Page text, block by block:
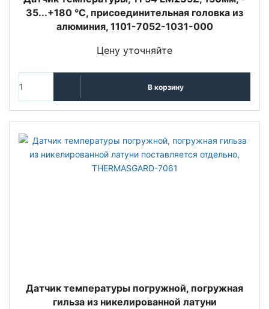
35...+180 °C, присоединительная головка из
алюминия, 1101-7052-1031-000
Цену уточняйте
В корзину
Датчик температуры погружной, погружная
гильза из никелированной латуни